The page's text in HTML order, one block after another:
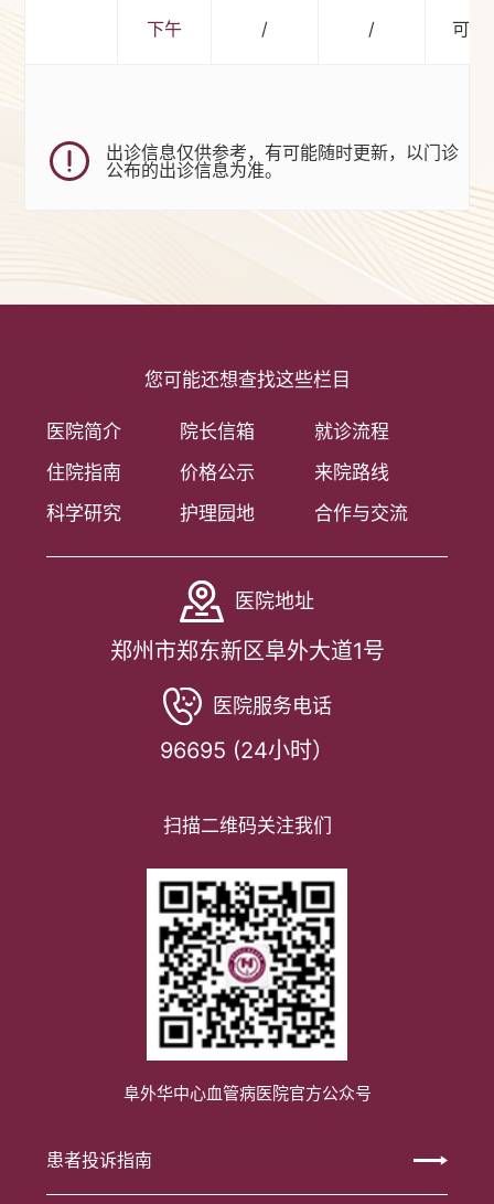
下午 / / 可预
出诊信息仅供参考，有可能随时更新，以门诊
公布的出诊信息为准。
您可能还想查找这些栏目
医院简介 院长信箱
就诊流程
住院指南
价格公示
来院路线
科学研究
护理园地 合作与交流
医院地址
郑州市郑东新区阜外大道1号
医院服务电话
96695 (24小时）
扫描二维码关注我们
阜外华中心血管病医院官方公众号
患者投诉指南